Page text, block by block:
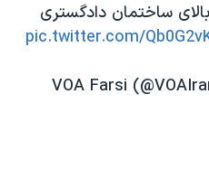
بالای ساختمان دادگستری
pic.twitter.com/